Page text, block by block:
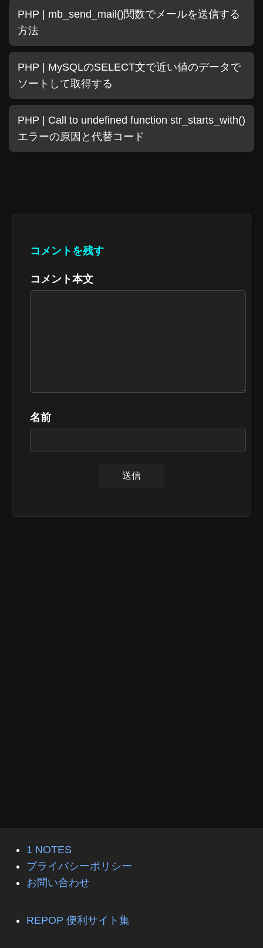
PHP | mb_send_mail()関数でメールを送信する
方法
PHP | MySQLのSELECT文で近い値のデータで
ソートして取得する
PHP | Call to undefined function str_starts_with()
エラーの原因と代替コード
コメントを残す
コメント本文
名前
1 NOTES
プライバシーポリシー
お問い合わせ
REPOP 便利サイト集